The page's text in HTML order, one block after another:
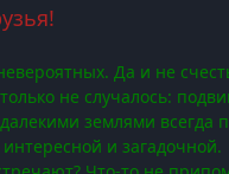
Да и не
не случалось:
землями всегда
и загадочной.